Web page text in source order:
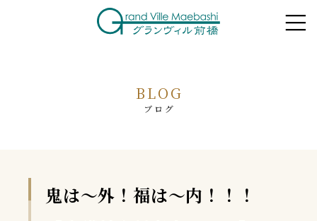
BLOG
ブログ
鬼は～外！福は～内！！！